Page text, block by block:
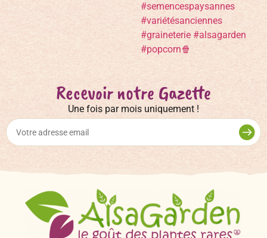
Recevoir notre Gazette
Une fois par mois uniquement !